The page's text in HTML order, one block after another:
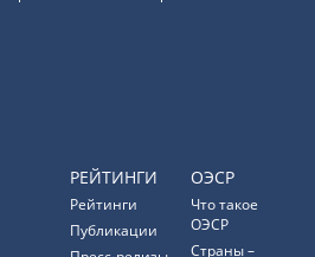
РЕЙТИНГИ
Рейтинги
Публикации
ОЭСР
Что такое
ОЭСР
Страны –